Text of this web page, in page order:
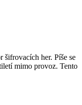
her. Píše se
mimo provoz. Tento